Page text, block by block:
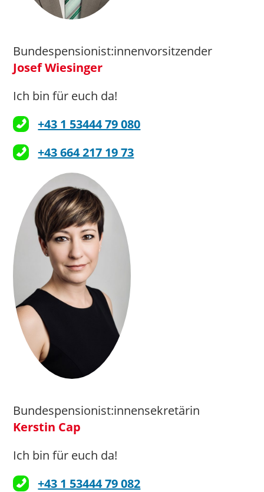
Bundespensionist:innenvorsitzender
Josef Wiesinger
Ich bin für euch da!
+43 1 53444 79 080
+43 664 217 19 73
Bundespensionist:innensekretärin
Kerstin Cap
Ich bin für euch da!
+43 1 53444 79 082